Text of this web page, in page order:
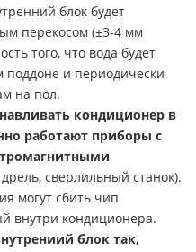
блок будет
перекосом (±3-4 мм
того, что вода будет
поддоне и периодически
на пол.
кондиционер в
работают приборы с
сверлильный станок).
могут сбить чип
внутри кондиционера.
блок так,